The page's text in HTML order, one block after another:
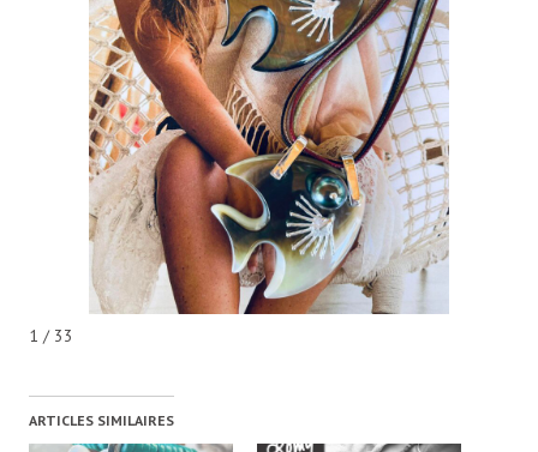
1 / 33
ARTICLES SIMILAIRES